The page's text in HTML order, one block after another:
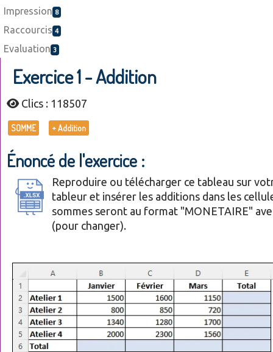
Impression 8
Raccourcis 4
Evaluation 3
Exercice 1 - Addition
Clics : 118507
SOMME + Addition
Énoncé de l'exercice :
Reproduire ou télécharger ce tableau sur
tableur et insérer les additions dans les
sommes seront au format "MONETAIRE"
(pour changer).